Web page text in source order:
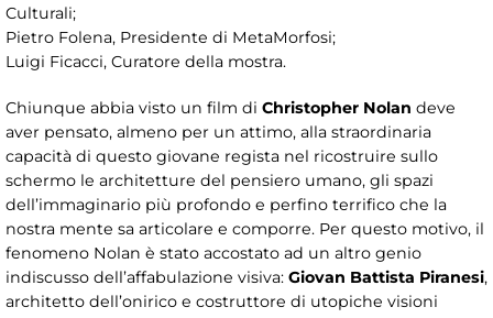
Culturali;
Pietro Folena, Presidente di MetaMorfosi;
Luigi Ficacci, Curatore della mostra.
Chiunque abbia visto un film di Christopher Nolan deve
aver pensato, almeno per un attimo, alla straordinaria
capacità di questo giovane regista nel ricostruire sullo
schermo le architetture del pensiero umano, gli spazi
dell’immaginario più profondo e perfino terrifico che la
nostra mente sa articolare e comporre. Per questo motivo, il
fenomeno Nolan è stato accostato ad un altro genio
indiscusso dell’affabulazione visiva: Giovan Battista Piranesi,
architetto dell’onirico e costruttore di utopiche visioni